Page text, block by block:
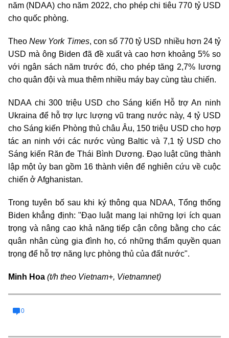
năm (NDAA) cho năm 2022, cho phép chi tiêu 770 tỷ USD
cho quốc phòng.
TheoNew York Times, con số 770 tỷ USD nhiều hơn 24 tỷ
USD mà ông Biden đã đề xuất và cao hơn khoảng 5% so
với ngân sách năm trước đó, cho phép tăng 2,7% lương
cho quân đội và mua thêm nhiều máy bay cùng tàu chiến.
NDAA chi 300 triệu USD cho Sáng kiến Hỗ trợ An ninh
Ukraina để hỗ trợ lực lượng vũ trang nước này, 4 tỷ USD
cho Sáng kiến Phòng thủ châu Âu, 150 triệu USD cho hợp
tác an ninh với các nước vùng Baltic và 7,1 tỷ USD cho
Sáng kiến Răn đe Thái Bình Dương. Đạo luật cũng thành
lập một ủy ban gồm 16 thành viên để nghiên cứu về cuộc
chiến ở Afghanistan.
Trong tuyên bố sau khi ký thông qua NDAA, Tổng thống
Biden khẳng định: "Đạo luật mang lại những lợi ích quan
trọng và nâng cao khả năng tiếp cận công bằng cho các
quân nhân cùng gia đình họ, có những thẩm quyền quan
trọng để hỗ trợ năng lực phòng thủ của đất nước".
Minh Hoa (t/h theo Vietnam+, Vietnamnet)
0